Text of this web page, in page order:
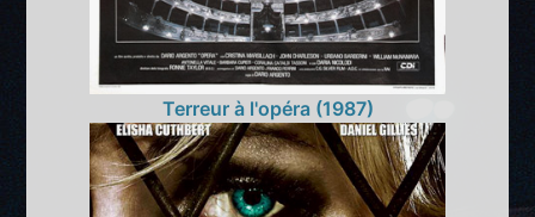
Terreur à l'opéra (1987)